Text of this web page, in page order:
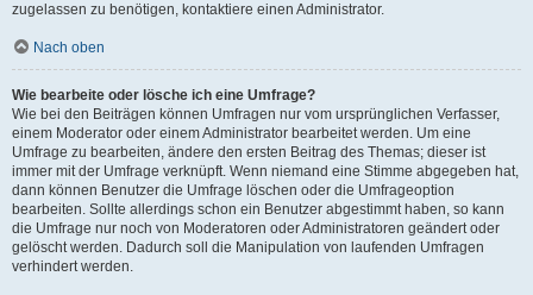
zugelassen zu benötigen, kontaktiere einen Administrator.
Nach oben
Wie bearbeite oder lösche ich eine Umfrage?
Wie bei den Beiträgen können Umfragen nur vom ursprünglichen Verfasser,
einem Moderator oder einem Administrator bearbeitet werden. Um eine
Umfrage zu bearbeiten, ändere den ersten Beitrag des Themas; dieser ist
immer mit der Umfrage verknüpft. Wenn niemand eine Stimme abgegeben hat,
dann können Benutzer die Umfrage löschen oder die Umfrageoption
bearbeiten. Sollte allerdings schon ein Benutzer abgestimmt haben, so kann
die Umfrage nur noch von Moderatoren oder Administratoren geändert oder
gelöscht werden. Dadurch soll die Manipulation von laufenden Umfragen
verhindert werden.